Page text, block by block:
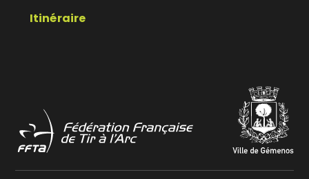
Itinéraire